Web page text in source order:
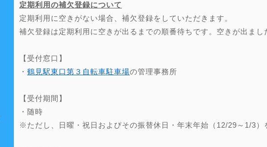
定期利用の補欠登録について
定期利用に空きがない場合、補欠登録をしていただきます。
補欠登録は定期利用に空きが出るまでの順番待ちです。空きが出ま
【受付窓口】
・ 鶴見駅東口第３自転車駐車場の管理事務所
【受付期間】
・随時
※ただし、日曜・祝日およびその振替休日・年末年始（12/29～1/3）